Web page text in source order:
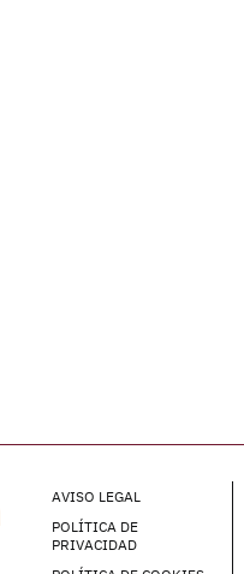
AVISO LEGAL
POLÍTICA DE
PRIVACIDAD